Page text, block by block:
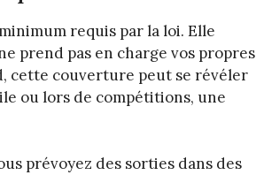
requis par la loi. Elle
prend pas en charge vos propres
cette couverture peut se révéler
ou lors de compétitions, une
prévoyez des sorties dans des